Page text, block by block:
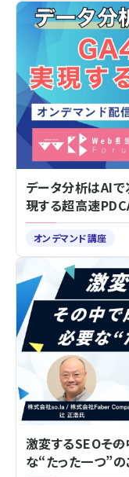
データ分析はAI
現する超高速
オンデマンド講座
激変するSEO――そ
な“たった一つ”の